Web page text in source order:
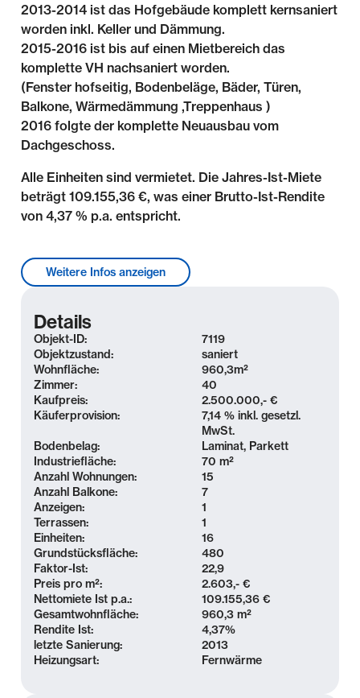
2013-2014 ist das Hofgebäude komplett kernsaniert
worden inkl. Keller und Dämmung.
2015-2016 ist bis auf einen Mietbereich das
komplette VH nachsaniert worden.
(Fenster hofseitig, Bodenbeläge, Bäder, Türen,
Balkone, Wärmedämmung ,Treppenhaus )
2016 folgte der komplette Neuausbau vom
Dachgeschoss.
Alle Einheiten sind vermietet. Die Jahres-Ist-Miete
beträgt 109.155,36 €, was einer Brutto-Ist-Rendite
von 4,37 % p.a. entspricht.
Lage & Umgebung
kultureller Vielfalt und abwechslungsreicher
Gastronomie. Zudem bieten sich hier praktisch
unbegrenzte Möglichkeiten der Freizeitgestaltung
und Erholung: Der idyllische und naturnahe Auwald
liegt in fußläufiger Entfernung, der Cospudener und
der Markleeberger See sind in wenigen Fahrminuten
erreichbar und das Leipziger Stadtzentrum ist durch
eine optimale Verkehrsanbindung sowohl mit dem
Auto (über die B2) als auch mit der Straßenbahn in
kürzester Zeit erreicht.
Alle Einrichtungen des täglichen Bedarfs befinden
sich in unmittelbarer Umgebung: Restaurants, Cafés,
Einkaufsmöglichkeiten, Ärzte, Kitas & Schulen.
Ausstattung
Denkmalgeschütztes Mehrfamilienhaus in Top-Lage
- 1 Gewerbeeinheit im Vorderhaus
Weitere Infos anzeigen
Details
Objekt-ID:
7119
Objektzustand:
saniert
Wohnfläche:
960,3m²
Zimmer:
40
Kaufpreis:
2.500.000,- €
Käuferprovision:
7,14 % inkl. gesetzl.
MwSt.
Bodenbelag:
Laminat, Parkett
Industriefläche:
70 m²
Anzahl Wohnungen:
15
Anzahl Balkone:
7
Anzeigen:
1
Terrassen:
1
Einheiten:
16
Grundstücksfläche:
480
Faktor-Ist:
22,9
Preis pro m²:
2.603,- €
Nettomiete Ist p.a.:
109.155,36 €
Gesamtwohnfläche:
960,3 m²
Rendite Ist:
4,37%
letzte Sanierung:
2013
Heizungsart:
Fernwärme